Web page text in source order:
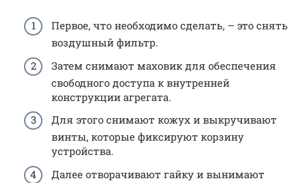
Первое, что необходимо сделать, – это снять
воздушный фильтр.
Затем снимают маховик для обеспечения
свободного доступа к внутренней
конструкции агрегата.
Для этого снимают кожух и выкручивают
винты, которые фиксируют корзину
устройства.
Далее отворачивают гайку и вынимают